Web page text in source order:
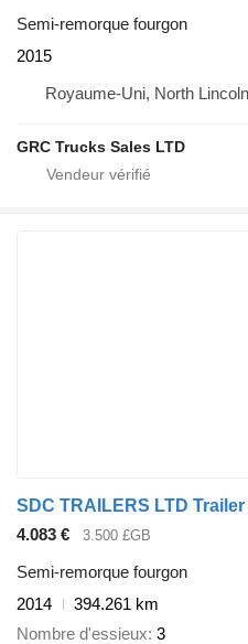
Semi-remorque fourgon
2015
Royaume-Uni, North
GRC Trucks Sales LTD
4.083 € 3.500 £GB
Semi-remorque fourgon
2014
394.261 km
Nombre d'essieux 3